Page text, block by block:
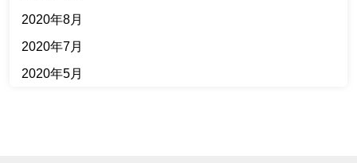
2020年8月
2020年7月
2020年5月